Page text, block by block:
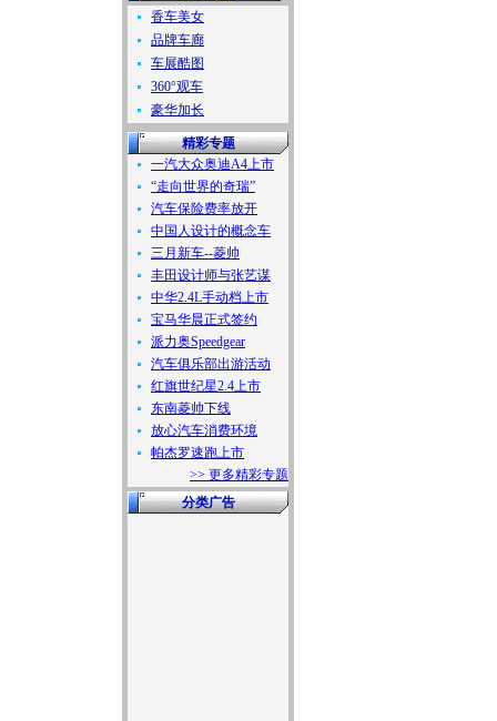
香车美女
品牌车廊
车展酷图
360°观车
豪华加长
精彩专题
一汽大众奥迪A4上市
“走向世界的奇瑞”
汽车保险费率放开
中国人设计的概念车
三月新车--菱帅
丰田设计师与张艺谋
中华2.4L手动档上市
宝马华晨正式签约
派力奥Speedgear
汽车俱乐部出游活动
红旗世纪星2.4上市
东南菱帅下线
放心汽车消费环境
帕杰罗速跑上市
>> 更多精彩专题
分类广告